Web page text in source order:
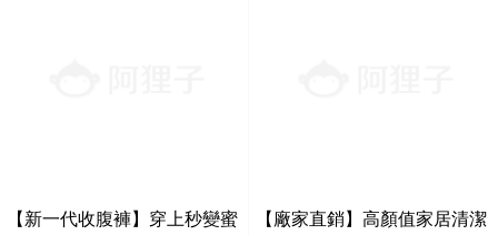
【新一代收腹褲】穿上秒變蜜
【廠家直銷】高顏值家居清潔